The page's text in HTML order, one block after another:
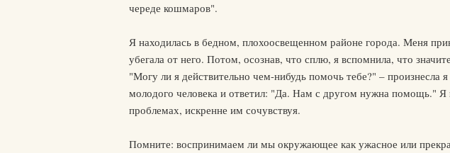
череде кошмаров".
Я находилась в бедном, плохоосвещенном районе города. Меня
убегала от него. Потом, осознав, что сплю, я вспомнила, что
"Могу ли я действительно чем-нибудь помочь тебе?" – произнесла
молодого человека и ответил: "Да. Нам с другом нужна помощь."
проблемах, искренне им сочувствуя.
Помните: воспринимаем ли мы окружающее как ужасное или